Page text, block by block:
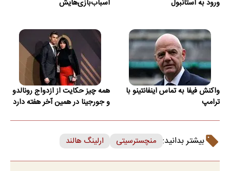
ورود به استانبول اسباب‌بازی‌هایش
واکنش فیفا به تماس اینفانتینو با
ترامپ
همه چیز حکایت از ازدواج رونالدو
و جورجینا در همین آخر هفته دارد
بیشتر بدانید: منچسترسیتی ارلینگ هالند